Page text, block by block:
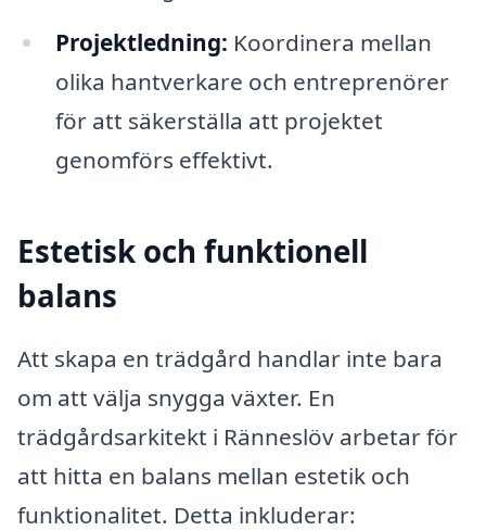
Projektledning: Koordinera mellan
olika hantverkare och entreprenörer
för att säkerställa att projektet
genomförs effektivt.
Estetisk och funktionell
balans
Att skapa en trädgård handlar inte bara
om att välja snygga växter. En
trädgårdsarkitekt i Ränneslöv arbetar för
att hitta en balans mellan estetik och
funktionalitet. Detta inkluderar: